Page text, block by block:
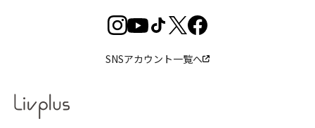
SNSアカウント一覧へ